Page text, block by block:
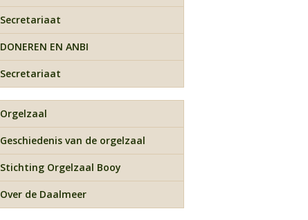
Secretariaat
DONEREN EN ANBI
Secretariaat
Orgelzaal
Geschiedenis van de orgelzaal
Stichting Orgelzaal Booy
Over de Daalmeer